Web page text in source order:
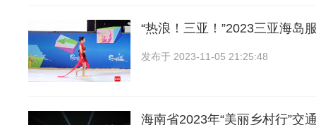
“热浪！三亚！”2023三亚海岛
发布于 2023-11-05 21:25:48
海南省2023年“美丽乡村行”交